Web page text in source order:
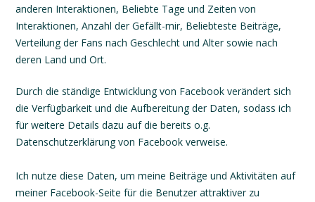
anderen Interaktionen, Beliebte Tage und Zeiten von
Interaktionen, Anzahl der Gefällt-mir, Beliebteste Beiträge,
Verteilung der Fans nach Geschlecht und Alter sowie nach
deren Land und Ort.
Durch die ständige Entwicklung von Facebook verändert sich
die Verfügbarkeit und die Aufbereitung der Daten, sodass ich
für weitere Details dazu auf die bereits o.g.
Datenschutzerklärung von Facebook verweise.
Ich nutze diese Daten, um meine Beiträge und Aktivitäten auf
meiner Facebook-Seite für die Benutzer attraktiver zu